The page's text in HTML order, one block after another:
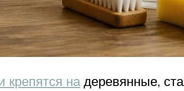
крепятся надеревянные,